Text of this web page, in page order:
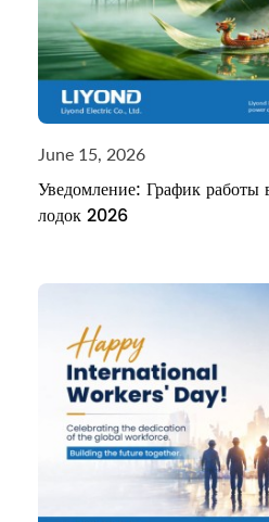
June 15, 2026
Уведомление: График работы
лодок 2026